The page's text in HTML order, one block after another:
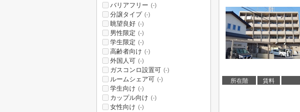
所在階 賃料
バリアフリー (-)
分譲タイプ (-)
眺望良好 (-)
男性限定 (-)
学生限定 (-)
高齢者向け (-)
外国人可 (-)
ガスコンロ設置可 (-)
ルームシェア可 (-)
学生向け (-)
カップル向け (-)
女性向け (-)